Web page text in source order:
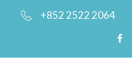
+852 2522 2064